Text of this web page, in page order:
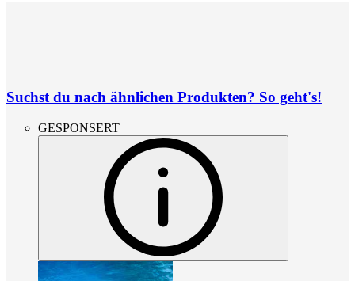
Suchst du nach ähnlichen Produkten? So geht's!
GESPONSERT